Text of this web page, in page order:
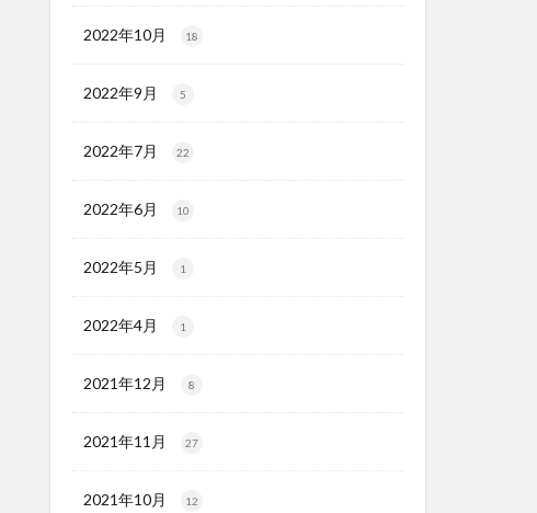
2022年10月 18
2022年9月 5
2022年7月 22
2022年6月 10
2022年5月 1
2022年4月 1
2021年12月 8
2021年11月 27
2021年10月 12